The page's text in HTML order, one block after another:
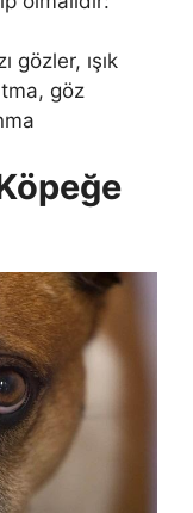
gözler, ışık
göz